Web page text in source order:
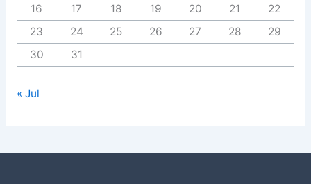
16
17 18 19 20 21
22
23
24 25 26 27 28
29
30
31
« Jul